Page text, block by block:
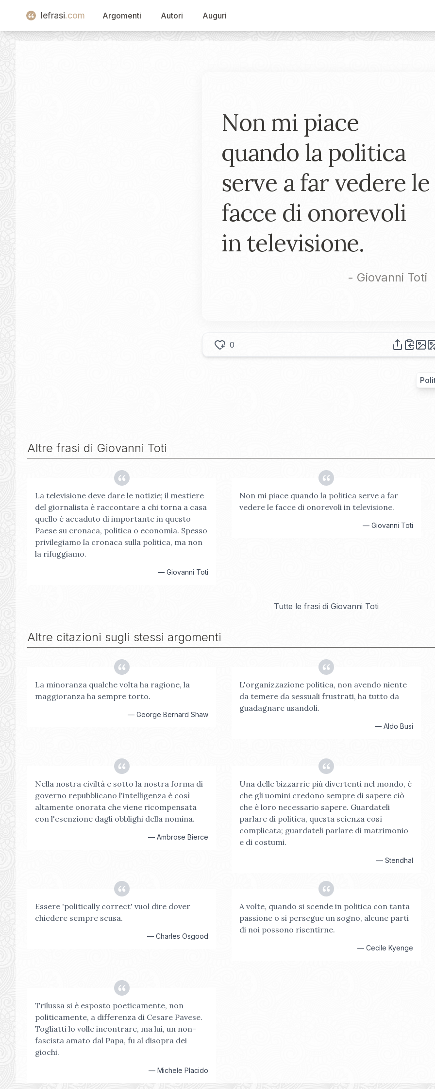
lefrasi.com Argomenti Autori Auguri
Non mi piace
quando la politica
serve a far vedere le
facce di onorevoli
in televisione.
- Giovanni Toti
0
Altre frasi di Giovanni Toti
La televisione deve dare le notizie; il mestiere
del giornalista è raccontare a chi torna a casa
quello è accaduto di importante in questo
Paese su cronaca, politica o economia. Spesso
privilegiamo la cronaca sulla politica, ma non
la rifuggiamo.
—Giovanni Toti
Non mi piace quando la politica serve a far
vedere le facce di onorevoli in televisione.
— Giovanni Toti
Tutte le frasi di Giovanni Toti
Altre citazioni sugli stessi argomenti
La minoranza qualche volta ha ragione, la
maggioranza ha sempre torto.
—George Bernard Shaw
L'organizzazione politica, non avendo niente
da temere da sessuali frustrati, ha tutto da
guadagnare usandoli.
— Aldo Busi
Nella nostra civiltà e sotto la nostra forma di
governo repubblicano l'intelligenza è così
altamente onorata che viene ricompensata
con l'esenzione dagli obblighi della nomina.
—Ambrose Bierce
Una delle bizzarrie più divertenti nel mondo, è
che gli uomini credono sempre di sapere ciò
che è loro necessario sapere. Guardateli
parlare di politica, questa scienza così
complicata; guardateli parlare di matrimonio
e di costumi.
— Stendhal
Essere 'politically correct' vuol dire dover
chiedere sempre scusa.
—Charles Osgood
A volte, quando si scende in politica con tanta
passione o si persegue un sogno, alcune parti
di noi possono risentirne.
— Cecile Kyenge
Trilussa si è esposto poeticamente, non
politicamente, a differenza di Cesare Pavese.
Togliatti lo volle incontrare, ma lui, un non-
fascista amato dal Papa, fu al disopra dei
giochi.
—Michele Placido